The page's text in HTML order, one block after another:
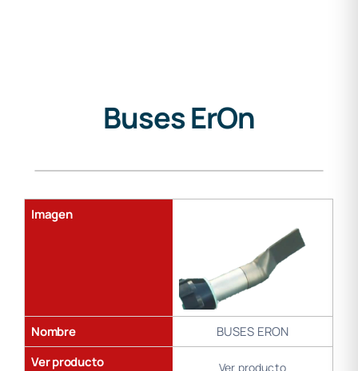
Buses ErOn
de
Imagen
Nombre
BUSES ERON
Ver producto
Ver producto